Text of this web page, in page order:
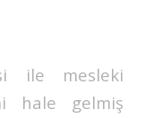
ile mesleki
hale gelmiş